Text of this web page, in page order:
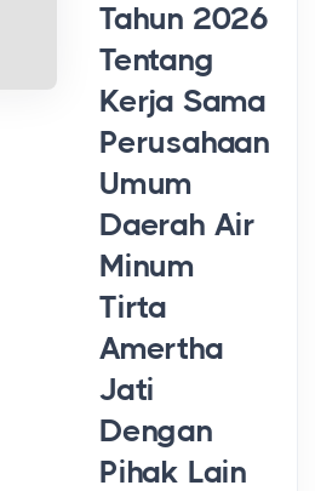
Tahun 2026
Tentang
Kerja Sama
Perusahaan
Umum
Daerah Air
Minum
Tirta
Amertha
Jati
Dengan
Pihak Lain